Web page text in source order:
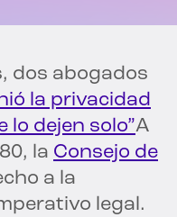
dos abogados
la privacidad
lo dejen solo”A
la Consejo de
a la
legal.